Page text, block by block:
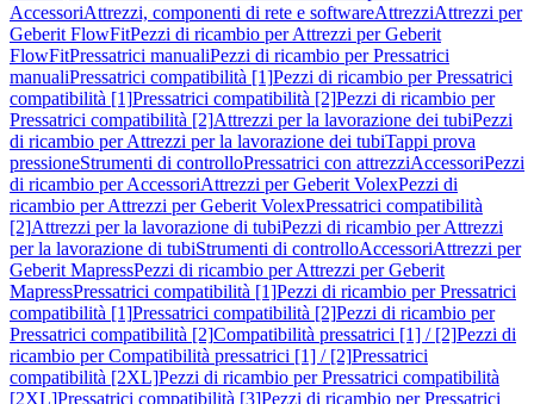
AccessoriAttrezzi, componenti di rete e softwareAttrezziAttrezzi per
Geberit FlowFitPezzi di ricambio per Attrezzi per Geberit
FlowFitPressatrici manualiPezzi di ricambio per Pressatrici
manualiPressatrici compatibilità [1]Pezzi di ricambio per Pressatrici
compatibilità [1]Pressatrici compatibilità [2]Pezzi di ricambio per
Pressatrici compatibilità [2]Attrezzi per la lavorazione dei tubiPezzi
di ricambio per Attrezzi per la lavorazione dei tubiTappi prova
pressioneStrumenti di controlloPressatrici con attrezziAccessoriPezzi
di ricambio per AccessoriAttrezzi per Geberit VolexPezzi di
ricambio per Attrezzi per Geberit VolexPressatrici compatibilità
[2]Attrezzi per la lavorazione di tubiPezzi di ricambio per Attrezzi
per la lavorazione di tubiStrumenti di controlloAccessoriAttrezzi per
Geberit MapressPezzi di ricambio per Attrezzi per Geberit
MapressPressatrici compatibilità [1]Pezzi di ricambio per Pressatrici
compatibilità [1]Pressatrici compatibilità [2]Pezzi di ricambio per
Pressatrici compatibilità [2]Compatibilità pressatrici [1] / [2]Pezzi di
ricambio per Compatibilità pressatrici [1] / [2]Pressatrici
compatibilità [2XL]Pezzi di ricambio per Pressatrici compatibilità
[2XL]Pressatrici compatibilità [3]Pezzi di ricambio per Pressatrici